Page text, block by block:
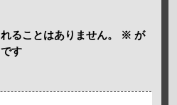
ることはありません。 ※ が
す